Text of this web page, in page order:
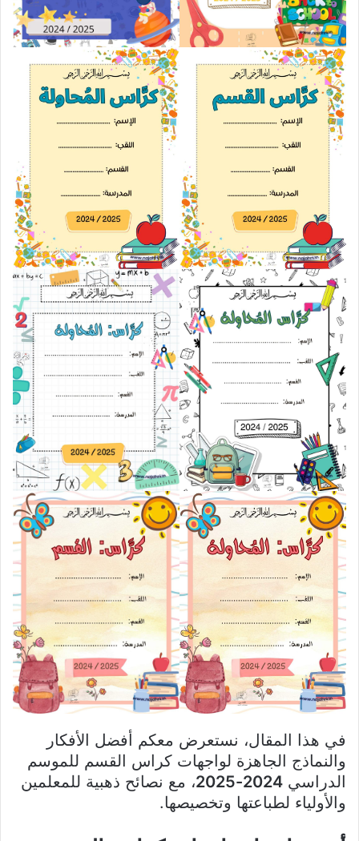
في هذا المقال، نستعرض معكم أفضل الأفكار
والنماذج الجاهزة لواجهات كراس القسم للموسم
الدراسي 2024-2025
، مع نصائح ذهبية للمعلمين
والأولياء لطباعتها وتخصيصها.